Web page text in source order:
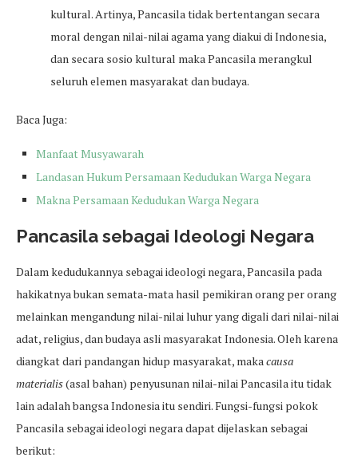
kultural. Artinya, Pancasila tidak bertentangan secara
moral dengan nilai-nilai agama yang diakui di Indonesia,
dan secara sosio kultural maka Pancasila merangkul
seluruh elemen masyarakat dan budaya.
Baca Juga:
Manfaat Musyawarah
Landasan Hukum Persamaan Kedudukan Warga Negara
Makna Persamaan Kedudukan Warga Negara
Pancasila sebagai Ideologi Negara
Dalam kedudukannya sebagai ideologi negara, Pancasila pada
hakikatnya bukan semata-mata hasil pemikiran orang per orang
melainkan mengandung nilai-nilai luhur yang digali dari nilai-nilai
adat, religius, dan budaya asli masyarakat Indonesia. Oleh karena
diangkat dari pandangan hidup masyarakat, makacausa
materialis(asal bahan) penyusunan nilai-nilai Pancasila itu tidak
lain adalah bangsa Indonesia itu sendiri. Fungsi-fungsi pokok
Pancasila sebagai ideologi negara dapat dijelaskan sebagai
berikut: